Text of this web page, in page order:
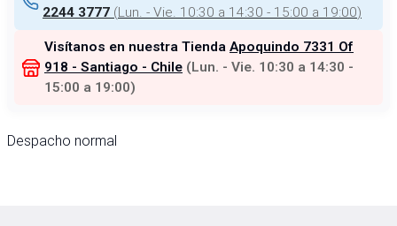
2244 3777 (Lun. - Vie. 10:30 a 14:30 - 15:00 a 19:00)
Visítanos en nuestra Tienda Apoquindo 7331 Of
918 - Santiago - Chile (Lun. - Vie. 10:30 a 14:30 -
15:00 a 19:00)
Despacho normal